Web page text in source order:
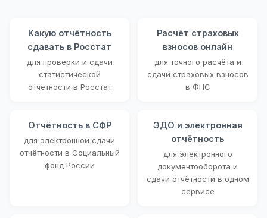
Какую отчётность
сдавать в Росстат
для проверки и сдачи
статистической
отчётности в Росстат
Расчёт страховых
взносов онлайн
для точного расчёта и
сдачи страховых взносов
в ФНС
Отчётность в СФР
для электронной сдачи
отчётности в Социальный
фонд России
ЭДО и электронная
отчётность
для электронного
документооборота и
сдачи отчётности в одном
сервисе